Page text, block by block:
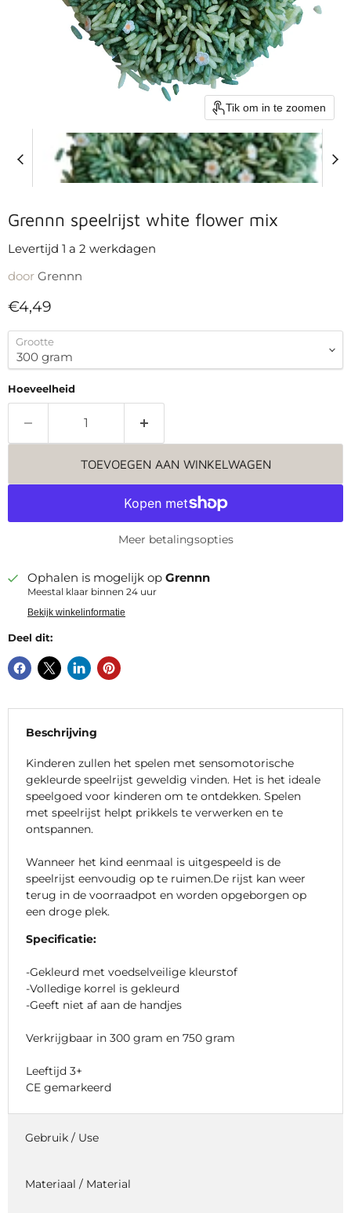
Tik om in te zoomen
Grennn speelrijst white flower mix
Levertijd 1 a 2 werkdagen
door Grennn
Huidige prijs
€4,49
Grootte
Hoeveelheid
TOEVOEGEN AAN WINKELWAGEN
Meer betalingsopties
Ophalen is mogelijk op Grennn
Meestal klaar binnen 24 uur
Bekijk winkelinformatie
Deel dit:
Beschrijving
Kinderen zullen het spelen met sensomotorische
gekleurde speelrijst geweldig vinden. Het is het ideale
speelgoed voor kinderen om te ontdekken. Spelen
met speelrijst helpt prikkels te verwerken en te
ontspannen.
Wanneer het kind eenmaal is uitgespeeld is de
speelrijst eenvoudig op te ruimen.De rijst kan weer
terug in de voorraadpot en worden opgeborgen op
een droge plek.
Specificatie:
-Gekleurd met voedselveilige kleurstof
-Volledige korrel is gekleurd
-Geeft niet af aan de handjes
Verkrijgbaar in 300 gram en 750 gram
Leeftijd 3+
CE gemarkeerd
Gebruik / Use
Materiaal / Material